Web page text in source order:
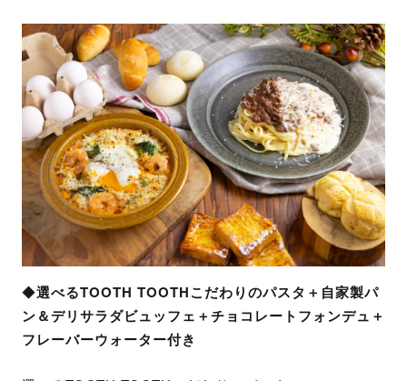
◆選べるTOOTH TOOTHこだわりのパスタ＋自家製パ
ン＆デリサラダビュッフェ＋チョコレートフォンデュ＋
フレーバーウォーター付き